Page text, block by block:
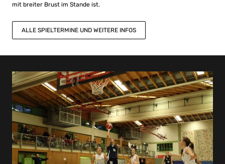
mit breiter Brust im Stande ist.
ALLE SPIELTERMINE UND WEITERE INFOS